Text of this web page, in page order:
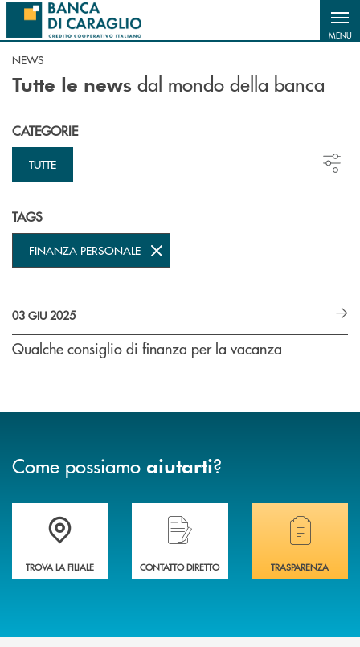
Salta al contenuto principale
MENU
NEWS
Tutte le news dal mondo della banca
CATEGORIE
TUTTE
TAGS
FINANZA PERSONALE
03 GIU 2025
Qualche consiglio di finanza per la vacanza
Come possiamo aiutarti?
Accedi all' elenco completo delle filiali di Banca di Caraglio.
TROVA LA FILIALE
Hai bisogno di assistenza immediata?
CONTATTO DIRETTO
Hai bisogno di
TRASPARENZA